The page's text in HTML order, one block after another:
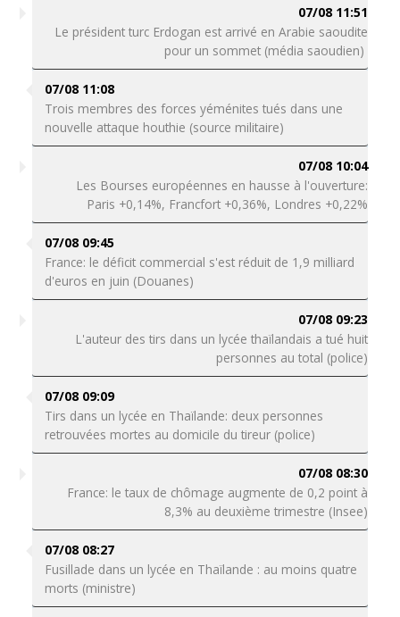
07/08 11:51
Le président turc Erdogan est arrivé en Arabie saoudite
pour un sommet (média saoudien)
07/08 11:08
Trois membres des forces yéménites tués dans une
nouvelle attaque houthie (source militaire)
07/08 10:04
Les Bourses européennes en hausse à l'ouverture:
Paris +0,14%, Francfort +0,36%, Londres +0,22%
07/08 09:45
France: le déficit commercial s'est réduit de 1,9 milliard
d'euros en juin (Douanes)
07/08 09:23
L'auteur des tirs dans un lycée thaïlandais a tué huit
personnes au total (police)
07/08 09:09
Tirs dans un lycée en Thaïlande: deux personnes
retrouvées mortes au domicile du tireur (police)
07/08 08:30
France: le taux de chômage augmente de 0,2 point à
8,3% au deuxième trimestre (Insee)
07/08 08:27
Fusillade dans un lycée en Thaïlande : au moins quatre
morts (ministre)